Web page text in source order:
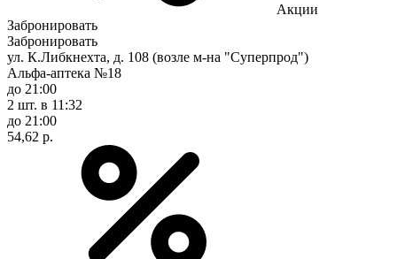
Акции
Забронировать
Забронировать
ул. К.Либкнехта, д. 108 (возле м-на "Суперпрод")
Альфа-аптека №18
до 21:00
2 шт. в 11:32
до 21:00
54,62 р.